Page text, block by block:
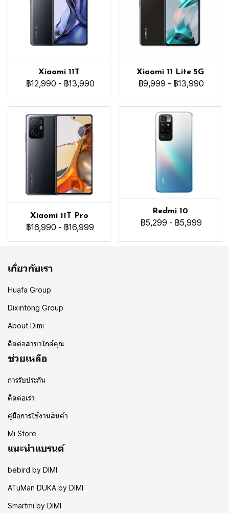
Xiaomi 11T
฿12,990 - ฿13,990
Xiaomi 11 Lite 5G
฿9,999 - ฿13,990
Xiaomi 11T Pro
฿16,990 - ฿16,999
Redmi 10
฿5,299 - ฿5,999
เกี่ยวกับเรา
Huafa Group
Dixintong Group
About Dimi
ติดต่อสาขาใกล้คุณ
ช่วยเหลือ
การรับประกัน
ติดต่อเรา
คู่มือการใช้งานสินค้า
Mi Store
แนะนำแบรนด์
bebird by DIMI
ATuMan DUKA by DIMI
Smartmi by DIMI